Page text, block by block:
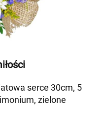
serce 30cm, 5
zielone